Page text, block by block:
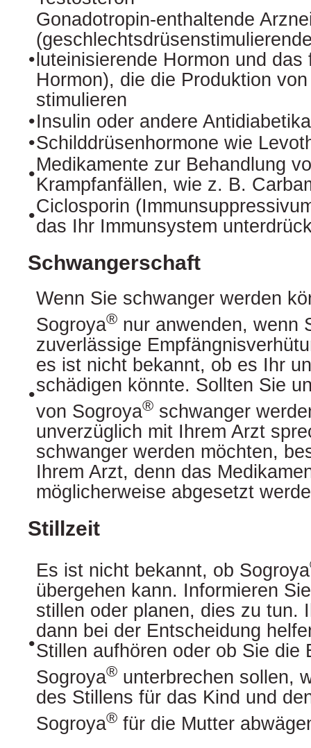
•
Gonadotropin-enthaltende
luteinisierende Hormon und
Hormon), die die Produktion
stimulieren
•Insulin oder andere Antidiabetika
•Schilddrüsenhormone wie
•Medikamente zur Behandlung
Krampfanfällen, wie z. B.
•Ciclosporin
das Ihr Immunsystem
Schwangerschaft
•
Wenn Sie schwanger werden
Sogroya® nur anwenden, wenn
zuverlässige
es ist nicht bekannt, ob es Ihr
schädigen könnte. Sollten Sie
von Sogroya® schwanger
unverzüglich mit Ihrem Arzt
schwanger werden möchten,
Ihrem Arzt, denn das
möglicherweise abgesetzt
Stillzeit
•
Es ist nicht bekannt, ob Sogroya
übergehen kann. Informieren
stillen oder planen, dies zu tun.
dann bei der Entscheidung
Stillen aufhören oder ob Sie die
Sogroya® unterbrechen sollen,
des Stillens für das Kind und
Sogroya® für die Mutter